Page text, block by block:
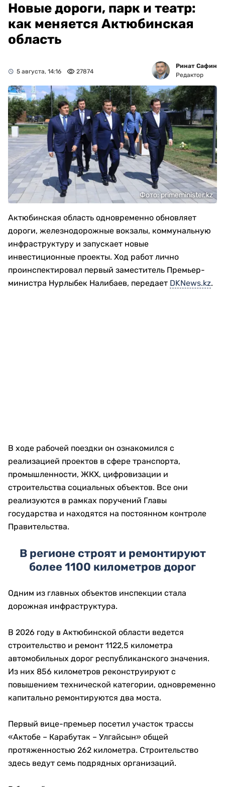
Новые дороги, парк и театр:
как меняется Актюбинская
область
5 августа, 14:16 27874
Ринат Сафин
Редактор
Фото: primeminister.kz
Актюбинская область одновременно обновляет
дороги, железнодорожные вокзалы, коммунальную
инфраструктуру и запускает новые
инвестиционные проекты. Ход работ лично
проинспектировал первый заместитель Премьер-
министра Нурлыбек Налибаев, передает DKNews.kz.
В ходе рабочей поездки он ознакомился с
реализацией проектов в сфере транспорта,
промышленности, ЖКХ, цифровизации и
строительства социальных объектов. Все они
реализуются в рамках поручений Главы
государства и находятся на постоянном контроле
Правительства.
В регионе строят и ремонтируют
более 1100 километров дорог
Одним из главных объектов инспекции стала
дорожная инфраструктура.
В 2026 году в Актюбинской области ведется
строительство и ремонт 1122,5 километра
автомобильных дорог республиканского значения.
Из них 856 километров реконструируют с
повышением технической категории, одновременно
капитально ремонтируются два моста.
Первый вице-премьер посетил участок трассы
«Актобе – Карабутак – Улгайсын» общей
протяженностью 262 километра. Строительство
здесь ведут семь подрядных организаций.